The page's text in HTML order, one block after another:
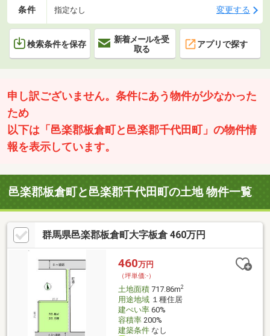
条件 指定なし 変更する
検索条件を保存
新着メールを受
取る
アプリで探す
申し訳ございません。条件にあう物件が少なかった
ため
以下は「邑楽郡板倉町と邑楽郡千代田町」の物件情
報を表示しています。
邑楽郡板倉町と邑楽郡千代田町の土地 物件一覧
群馬県邑楽郡板倉町大字板倉 460万円
460万円
（坪単価:-）
土地面積717.86m2
用途地域１種住居
建ぺい率60%
容積率200%
建築条件なし